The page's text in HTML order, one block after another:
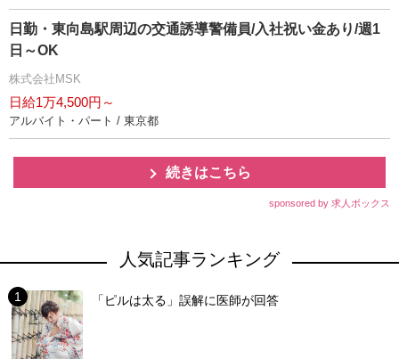
日勤・東向島駅周辺の交通誘導警備員/入社祝い金あり/週1
日～OK
株式会社MSK
日給1万4,500円～
アルバイト・パート / 東京都
続きはこちら
sponsored by 求人ボックス
人気記事ランキング
「ピルは太る」誤解に医師が回答